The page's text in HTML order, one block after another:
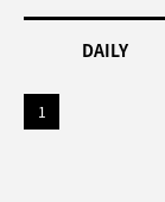
DAILY
1